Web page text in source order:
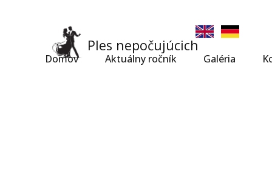
Ples nepočujúcich
Domov Aktuálny ročník Galéria